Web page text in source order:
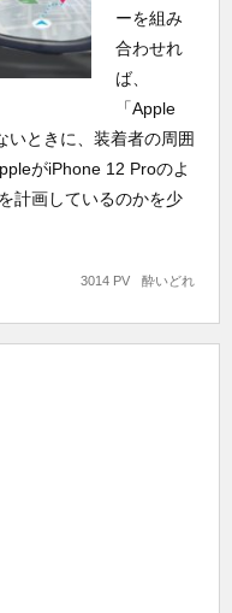
ーを組み
合わせれ
ば、
「Apple
いときに、装着者の周囲
がiPhone 12 Proのよ
計画しているのかを少
酔いどれ
3014 PV